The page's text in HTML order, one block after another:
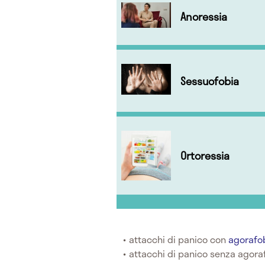
Anoressia
Sessuofobia
Ortoressia
attacchi di panico con
attacchi di panico senza